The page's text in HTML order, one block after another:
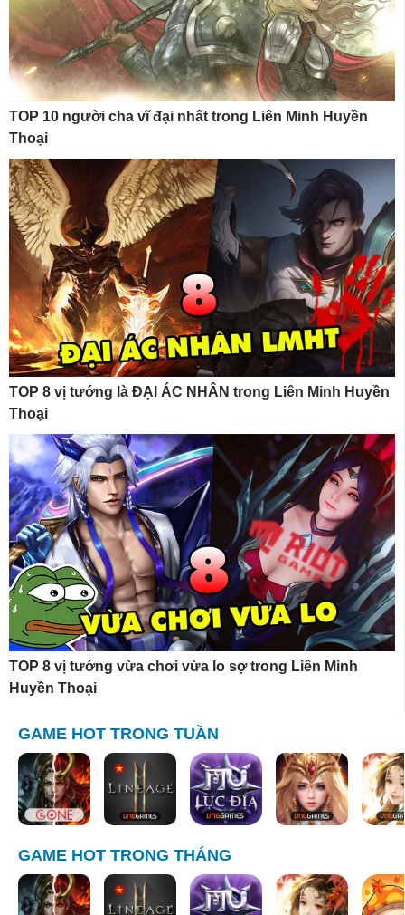
TOP 10 người cha vĩ đại nhất trong Liên Minh Huyền
Thoại
TOP 8 vị tướng là ĐẠI ÁC NHÂN trong Liên Minh Huyền
Thoại
TOP 8 vị tướng vừa chơi vừa lo sợ trong Liên Minh
Huyền Thoại
GAME HOT TRONG TUẦN
GAME HOT TRONG THÁNG